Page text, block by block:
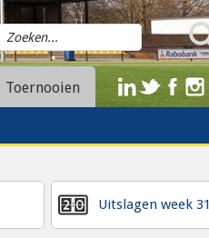
Toernooien
Uitslagen week 31